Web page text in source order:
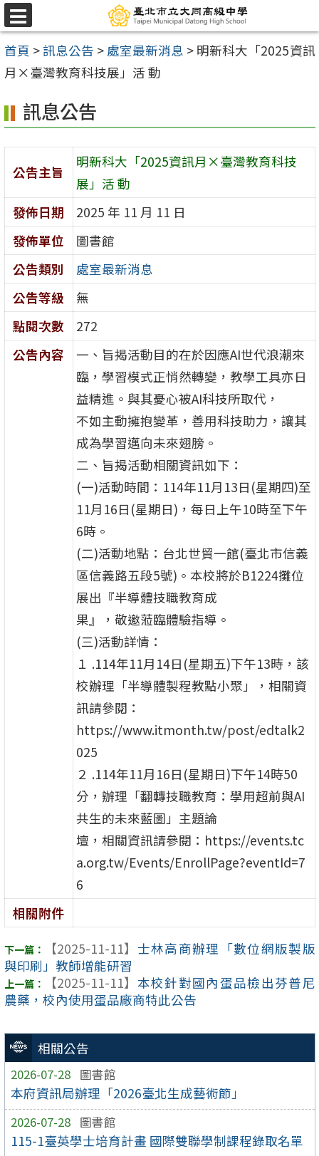
跳
至
主
要
容
區
選
單
首頁 >訊息公告 > 處室最新消息 > 明新科大「2025資訊
月×臺灣教育科技展」活 動
相關公告
2026-07-28 圖書館
本府資訊局辦理「2026臺北生成藝術節」
2026-07-28 圖書館
115-1臺英學士培育計畫 國際雙聯學制課程錄取名單
訊息公告
公告主旨
明新科大「2025資訊月×臺灣教育科技
展」活 動
發佈日期
2025 年 11 月 11 日
發佈單位
圖書館
公告類別
處室最新消息
公告等級
無
點閱次數
272
公告內容
一、旨揭活動目的在於因應AI世代浪潮來
臨，學習模式正悄然轉變，教學工具亦日
益精進。與其憂心被AI科技所取代，
不如主動擁抱變革，善用科技助力，讓其
成為學習邁向未來翅膀。
二、旨揭活動相關資訊如下：
(一)活動時間：114年11月13日(星期四)至
11月16日(星期日)，每日上午10時至下午
6時。
(二)活動地點：台北世貿一館(臺北市信義
區信義路五段5號)。本校將於B1224攤位
展出『半導體技職教育成
果』，敬邀蒞臨體驗指導。
(三)活動詳情：
１ .114年11月14日(星期五)下午13時，該
校辦理「半導體製程教點小聚」，相關資
訊請參閱：
https://www.itmonth.tw/post/edtalk2
025
２ .114年11月16日(星期日)下午14時50
分，辦理「翻轉技職教育：學用超前與AI
共生的未來藍圖」主題論
壇，相關資訊請參閱：https://events.tc
a.org.tw/Events/EnrollPage?eventId=7
6
相關附件
【2025-11-11】 士林高商辦理「數位網版製版
與印刷」教師增能研習
【2025-11-11】 本校針對國內蛋品檢出芬普尼
農藥，校內使用蛋品廠商特此公告